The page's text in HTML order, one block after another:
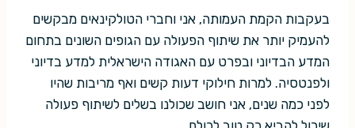
בעקבות הקמת העמותה, אני וחברי הטולקינאים מבקשים
להעמיק יותר את שיתוף הפעולה עם הגופים השונים בתחום
המדע הבדיוני ובפרט עם האגודה הישראלית למדע בדיוני
ולפנטסיה. למרות חילוקי דעות קשים ואף מריבות שהיו
לפני כמה שנים, אני חושב שכולנו בשלים לשיתוף פעולה